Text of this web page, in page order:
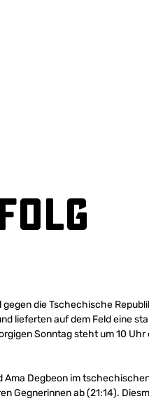
die Tschechische
lieferten auf dem Feld eine
Sonntag steht um 10 Uhr
Ama Degbeon im
Gegnerinnen ab (21:14).